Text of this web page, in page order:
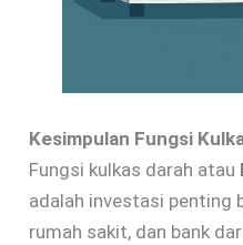
Kesimpulan Fungsi
Fungsi kulkas darah atau
adalah investasi penting
rumah sakit, dan bank